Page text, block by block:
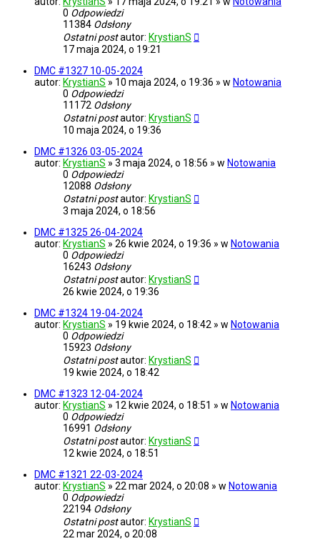
0 Odpowiedzi
11384 Odsłony
Ostatni postautor: KrystianS
17 maja 2024, o 19:21
DMC #1327 10-05-2024
autor: KrystianS » 10 maja 2024, o 19:36 » w Notowania
0 Odpowiedzi
11172 Odsłony
Ostatni postautor: KrystianS
10 maja 2024, o 19:36
DMC #1326 03-05-2024
autor: KrystianS » 3 maja 2024, o 18:56 » w Notowania
0 Odpowiedzi
12088 Odsłony
Ostatni postautor: KrystianS
3 maja 2024, o 18:56
DMC #1325 26-04-2024
autor: KrystianS » 26 kwie 2024, o 19:36 » w Notowania
0 Odpowiedzi
16243 Odsłony
Ostatni postautor: KrystianS
26 kwie 2024, o 19:36
DMC #1324 19-04-2024
autor: KrystianS » 19 kwie 2024, o 18:42 » w Notowania
0 Odpowiedzi
15923 Odsłony
Ostatni postautor: KrystianS
19 kwie 2024, o 18:42
DMC #1323 12-04-2024
autor: KrystianS » 12 kwie 2024, o 18:51 » w Notowania
0 Odpowiedzi
16991 Odsłony
Ostatni postautor: KrystianS
12 kwie 2024, o 18:51
DMC #1321 22-03-2024
autor: KrystianS » 22 mar 2024, o 20:08 » w Notowania
0 Odpowiedzi
22194 Odsłony
Ostatni postautor: KrystianS
22 mar 2024, o 20:08